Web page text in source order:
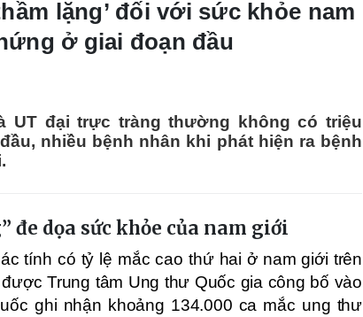
lặng’ đối với sức khỏe nam
ở giai đoạn đầu
UT đại trực tràng thường không có triệu
nhiều bệnh nhân khi phát hiện ra bệnh
đe dọa sức khỏe của nam giới
tính có tỷ lệ mắc cao thứ hai ở nam giới trên
Trung tâm Ung thư Quốc gia công bố vào
ghi nhận khoảng 134.000 ca mắc ung thư